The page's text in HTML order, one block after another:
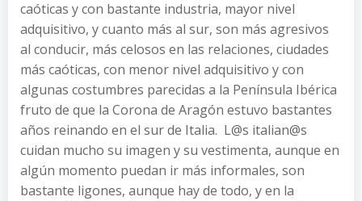
caóticas y con bastante industria, mayor nivel
adquisitivo, y cuanto más al sur, son más agresivos
al conducir, más celosos en las relaciones, ciudades
más caóticas, con menor nivel adquisitivo y con
algunas costumbres parecidas a la Península Ibérica
fruto de que la Corona de Aragón estuvo bastantes
años reinando en el sur de Italia. L@s italian@s
cuidan mucho su imagen y su vestimenta, aunque en
algún momento puedan ir más informales, son
bastante ligones, aunque hay de todo, y en la